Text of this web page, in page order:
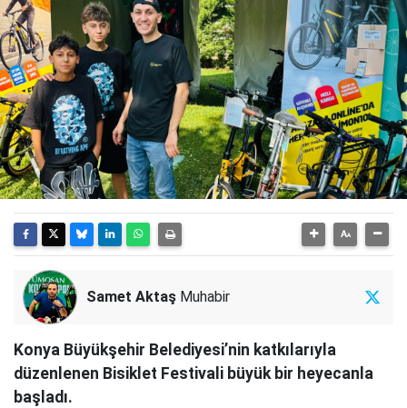
Samet Aktaş Muhabir
Konya Büyükşehir Belediyesi’nin katkılarıyla
düzenlenen Bisiklet Festivali büyük bir heyecanla
başladı.